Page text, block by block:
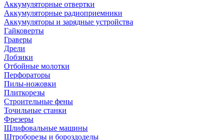
Аккумуляторные отвертки
Аккумуляторные радиоприемники
Аккумуляторы и зарядные устройства
Гайковерты
Граверы
Дрели
Лобзики
Отбойные молотки
Перфораторы
Пилы-ножовки
Плиткорезы
Строительные фены
Точильные станки
Фрезеры
Шлифовальные машины
Штроборезы и бороздоделы